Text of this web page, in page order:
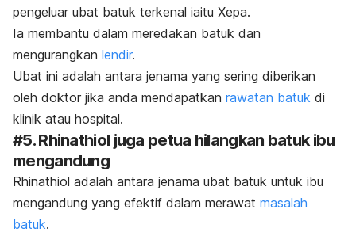
pengeluar ubat batuk terkenal iaitu Xepa.
Ia membantu dalam meredakan batuk dan
mengurangkan lendir.
Ubat ini adalah antara jenama yang sering diberikan
oleh doktor jika anda mendapatkan rawatan batuk di
klinik atau hospital.
#5. Rhinathiol juga petua hilangkan batuk ibu
mengandung
Rhinathiol adalah antara jenama ubat batuk untuk ibu
mengandung yang efektif dalam merawat masalah
batuk.